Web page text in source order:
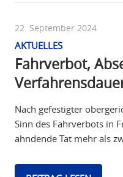
22. September 2024
AKTUELLES
Fahrverbot,
Nach gefestigter
Sinn des Fahrverbots in
ahndende Tat mehr als